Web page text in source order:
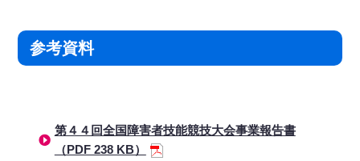
参考資料
第４４回全国障害者技能競技大会事業報告書
（PDF 238 KB）